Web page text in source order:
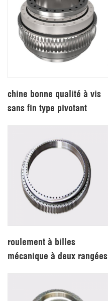
chine bonne qualité à vis
sans fin type pivotant
roulement à billes
mécanique à deux rangées